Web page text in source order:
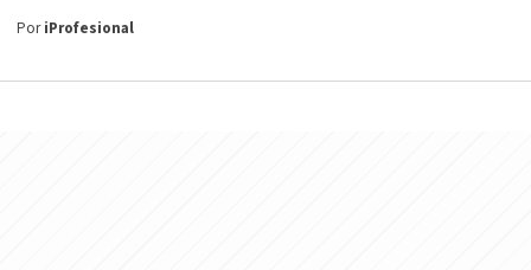
PoriProfesional